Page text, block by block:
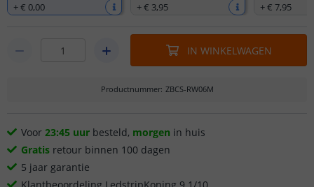
+€ 0,00
+€ 3,95
+€ 7,95
IN WINKELWAGEN
Productnummer: ZBCS-RW06M
Voor 23:45 uur besteld, morgen in huis
Gratis retour binnen 100 dagen
5 jaar garantie